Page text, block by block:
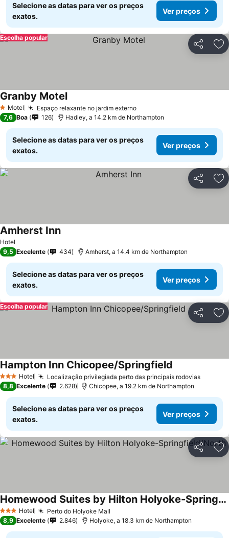
Selecione as datas para ver os preços
exatos.
Ver preços
Partilhar
Escolha popular
1 Estrelas
Motel Espaço relaxante no jardim externoVer preços
Granby MotelVer preços
7,6 Boa 126 Hadley, a 14.2 km de Northampton
Selecione as datas para ver os preços
exatos.
Ver preços
Partilhar
Hotel
Amherst InnVer preços
9,5 Excelente 434 Amherst, a 14.4 km de Northampton
Selecione as datas para ver os preços
exatos.
Ver preços
Partilhar
Escolha popular
3 EstrelasHotel Localização privilegiada perto das principais rodoviasVer
Hampton Inn Chicopee/Springfield
8,8 Excelente 2.628 Chicopee, a 19.2 km de Northampton
Selecione as datas para ver os preços
exatos.
Ver preços
Partilhar
3 EstrelasHotel Perto do Holyoke Mall
Homewood Suites by Hilton Holyoke-Springfield/North
Ver preços
8,9 Excelente 2.846 Holyoke, a 18.3 km de Northampton